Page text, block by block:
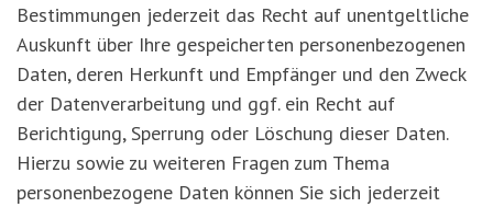
Bestimmungen jederzeit das Recht auf unentgeltliche
Auskunft über Ihre gespeicherten personenbezogenen
Daten, deren Herkunft und Empfänger und den Zweck
der Datenverarbeitung und ggf. ein Recht auf
Berichtigung, Sperrung oder Löschung dieser Daten.
Hierzu sowie zu weiteren Fragen zum Thema
personenbezogene Daten können Sie sich jederzeit